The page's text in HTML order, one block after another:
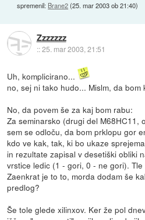
spremenil: Brane2(25. mar 2003 ob 21:40)
Zzzzzzz
::25. mar 2003, 21:51
Uh, komplicirano...
no, sej ni tako hudo... Mislm, da
No, da povem še za kaj bom rabu:
Za seminarsko (drugi del M68HC11,
sem se odloču, da bom prklopu gor
kdo ve kak, tak, ki bo ukaze
in rezultate zapisal v desetiški obliki
vrstice ledic (1 - gori, 0 - ne gori).
Zaenkrat je to to, morda dodam še
predlog?
Še tole glede xilinxov. Ker že pol